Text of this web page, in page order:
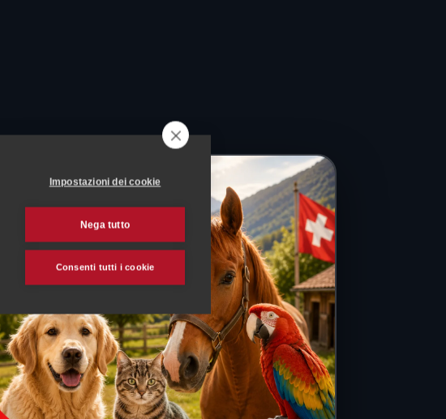
Impostazioni dei cookie
Nega tutto
Consenti tutti i cookie